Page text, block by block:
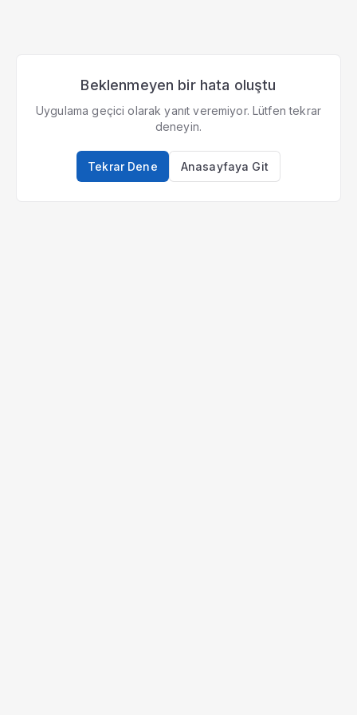
Beklenmeyen bir hata oluştu
Uygulama geçici olarak yanıt veremiyor. Lütfen tekrar
deneyin.
Tekrar Dene Anasayfaya Git